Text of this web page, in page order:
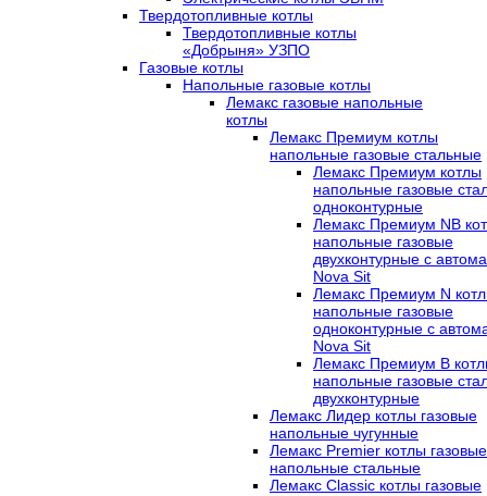
Твердотопливные котлы
Твердотопливные котлы
«Добрыня» УЗПО
Газовые котлы
Напольные газовые котлы
Лемакс газовые напольные
котлы
Лемакс Премиум котлы
напольные газовые стальные
Лемакс Премиум котлы
напольные газовые
одноконтурные
Лемакс Премиум NB
напольные газовые
двухконтурные c
Nova Sit
Лемакс Премиум N
напольные газовые
одноконтурные c
Nova Sit
Лемакс Премиум B
напольные газовые
двухконтурные
Лемакс Лидер котлы газовые
напольные чугунные
Лемакс Premier котлы газовые
напольные стальные
Лемакс Classic котлы газовые